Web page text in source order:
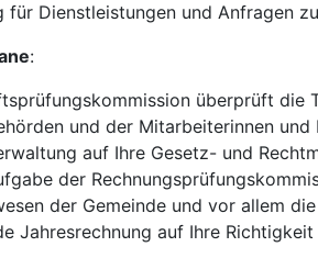
für Dienstleistungen und Anfragen
:
überprüft die
und der Mitarbeiterinnen
auf Ihre Gesetz- und
der
der Gemeinde und vor allem
Jahresrechnung auf Ihre